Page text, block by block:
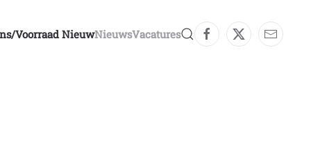
voorraad NieuwNieuwsVacatures